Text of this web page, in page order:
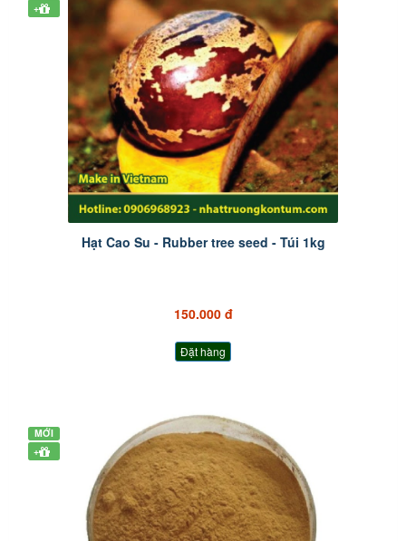
+
Hạt Cao Su - Rubber tree seed - Túi 1kg
150.000 đ
Đặt hàng
MỚI
+